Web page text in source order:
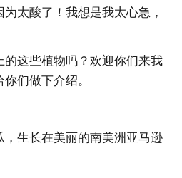
太酸了！我想是我太心急，
的这些植物吗？欢迎你们来我
们做下介绍。
，生长在美丽的南美洲亚马逊